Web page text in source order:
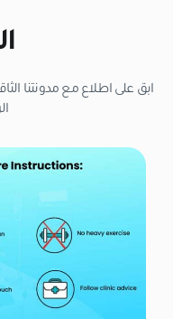
ابق على اطلاع مع مدونتنا